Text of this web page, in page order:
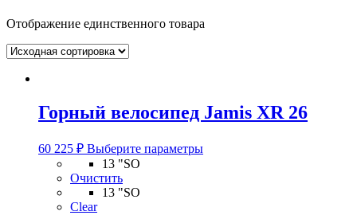
Отображение единственного товара
Горный велосипед Jamis XR 26
60 225 ₽ Выберите параметрыЭтот
13 "SO
Очистить
13 "SO
Clear